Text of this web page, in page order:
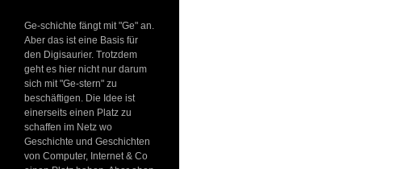
Ge-schichte fängt mit "Ge" an.
Aber das ist eine Basis für
den Digisaurier. Trotzdem
geht es hier nicht nur darum
sich mit "Ge-stern" zu
beschäftigen. Die Idee ist
einerseits einen Platz zu
schaffen im Netz wo
Geschichte und Geschichten
von Computer, Internet & Co